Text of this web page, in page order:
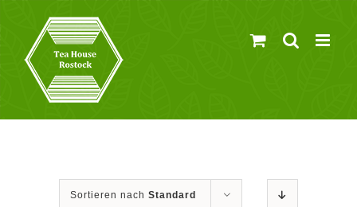
springen
Sortieren nach Standard